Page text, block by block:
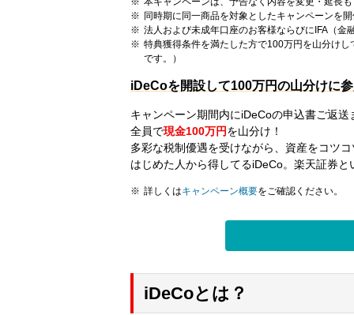
同時期に同一商品を対象としたキャンペーンを
法人および未成年口座のお客様ならびにIFA（
特典獲得条件を満たした方で100万円を山分け
です。）
iDeCoを開設して100万円の山分けに
キャンペーン期間内にiDeCoの申込書ご返
全員で現金100万円を山分け！
多彩な税制優遇を受けながら、資産をコツ
はじめた人から得してるiDeCo。楽天証券
詳しくはキャンペーン概要をご確認ください。
iDeCoとは？